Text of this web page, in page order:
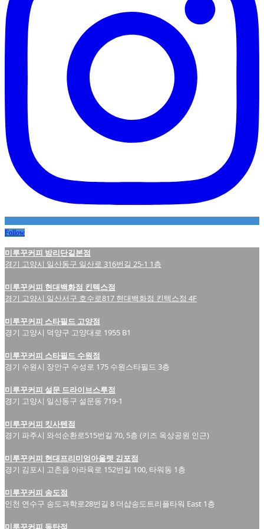
Follow
미루꾸커피 밤리단길본점
경기 고양시 일산동구 일산로 316번길 25-1 1층
미루꾸커피 현대백화점 킨텍스점
경기 고양시 일산서구 호수로817 현대백화점 킨텍스점 4F
미루꾸커피 스타필드 고양점
경기 고양시 덕양구 고양대로 1955 B1
미루꾸커피 스타필드 수원점
경기 수원시 장안구 수성로 175 수원스타필드 3층
미루꾸커피 설문 드라이브스루점
경기 고양시 일산동구 설문동 719-1
미루꾸커피 킷사텐점
경기 파주시 와석순환로515번길 70, 5층 (키즈 옥상공원 인근)
미루꾸커피 현대프리미엄아울렛 김포점
경기 김포시 고촌읍 아라육로 152번길 100, 타워동 1층
미루꾸커피 송도점
인천 연수구 송도과학로28번길 8 더샵송도트리플타워 East 1층
미루꾸커피 동탄점